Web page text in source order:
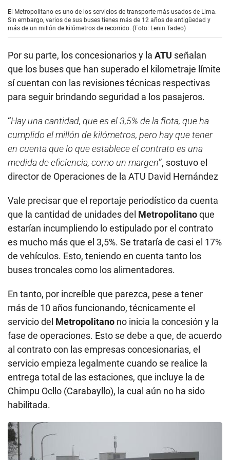
“Hay una cantidad, que es el 3,5% de la flota, que ha
cumplido el millón de kilómetros, pero hay que tener
en cuenta que lo que establece el contrato es una
medida de eficiencia, como un margen ”, sostuvo el
director de Operaciones de la ATU David Hernández
Vale precisar que el reportaje periodístico da cuenta
que la cantidad de unidades del
Metropolitano que
estarían incumpliendo lo estipulado por el contrato
es mucho más que el 3,5%. Se trataría de casi el 17%
de vehículos. Esto, teniendo en cuenta tanto los
buses troncales como los alimentadores.
En tanto, por increíble que parezca, pese a tener
más de 10 años funcionando, técnicamente el
servicio del
Metropolitano
no inicia la concesión y la
fase de operaciones. Esto se debe a que, de acuerdo
al contrato con las empresas concesionarias, el
servicio empieza legalmente cuando se realice la
Chimpu Ocllo (Carabayllo), la cual aún no ha sido
habilitada.